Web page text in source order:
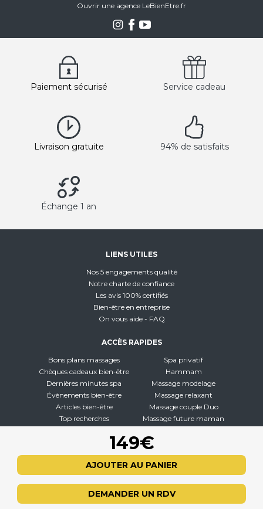
149€
AJOUTER AU PANIER
DEMANDER UN RDV
Ouvrir une agence LeBienEtre.fr
Paiement sécurisé Service cadeau
Livraison gratuite 94% de satisfaits
Échange 1 an
LIENS UTILES
Nos 5 engagements qualité
Notre charte de confiance
Les avis 100% certifiés
Bien-être en entreprise
On vous aide - FAQ
ACCÈS RAPIDES
Bons plans massages
Chèques cadeaux bien-être
Dernières minutes spa
Évènements bien-être
Articles bien-être
Top recherches
Spa privatif
Hammam
Massage modelage
Massage relaxant
Massage couple Duo
Massage future maman
À PROPOS
CGV - CGU
Mentions légales